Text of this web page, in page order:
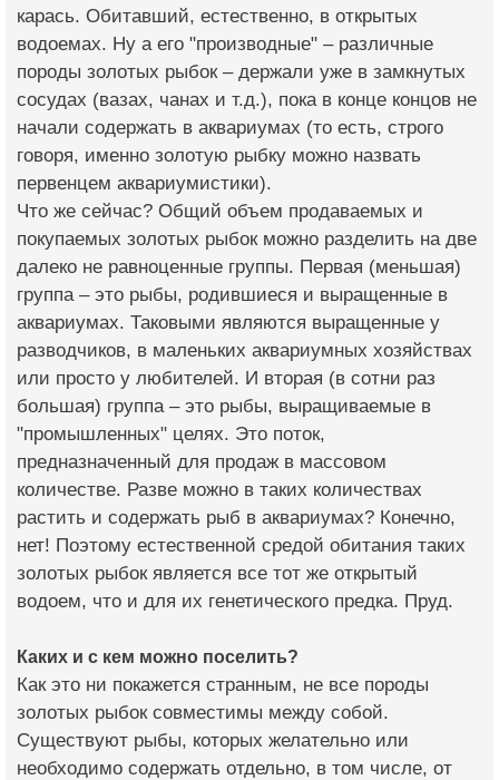
карась. Обитавший, естественно, в открытых
водоемах. Ну а его "производные" – различные
породы золотых рыбок – держали уже в замкнутых
сосудах (вазах, чанах и т.д.), пока в конце концов не
начали содержать в аквариумах (то есть, строго
говоря, именно золотую рыбку можно назвать
первенцем аквариумистики).
Что же сейчас? Общий объем продаваемых и
покупаемых золотых рыбок можно разделить на две
далеко не равноценные группы. Первая (меньшая)
группа – это рыбы, родившиеся и выращенные в
аквариумах. Таковыми являются выращенные у
разводчиков, в маленьких аквариумных хозяйствах
или просто у любителей. И вторая (в сотни раз
большая) группа – это рыбы, выращиваемые в
"промышленных" целях. Это поток,
предназначенный для продаж в массовом
количестве. Разве можно в таких количествах
растить и содержать рыб в аквариумах? Конечно,
нет! Поэтому естественной средой обитания таких
золотых рыбок является все тот же открытый
водоем, что и для их генетического предка. Пруд.
Каких и с кем можно поселить?
Как это ни покажется странным, не все породы
золотых рыбок совместимы между собой.
Существуют рыбы, которых желательно или
необходимо содержать отдельно, в том числе, от